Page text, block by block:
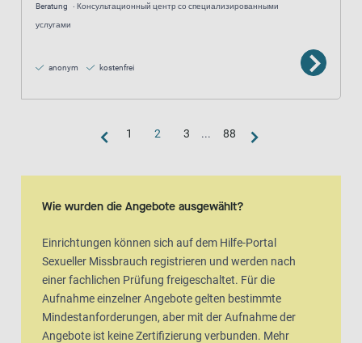
Beratung
Консультационный центр со специализированными
услугами
anonym kostenfrei
1 2 3 ... 88
Kartenansicht
Wie wurden die Angebote ausgewählt?
Einrichtungen können sich auf dem Hilfe-Portal
Sexueller Missbrauch registrieren und werden nach
einer fachlichen Prüfung freigeschaltet. Für die
Aufnahme einzelner Angebote gelten bestimmte
Mindestanforderungen, aber mit der Aufnahme der
Angebote ist keine Zertifizierung verbunden. Mehr